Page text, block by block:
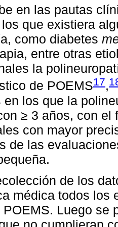
en las pautas
que existiera
como diabetes
entre otras
la
de POEMS17,
en los que la
≥ 3 años, con
con mayor
de las
de los
médica todos los
Luego se